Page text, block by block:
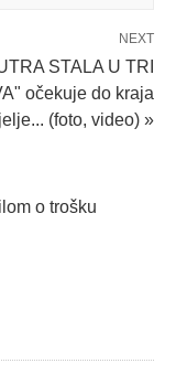
NEXT
STALA U TRI
očekuje do kraja
(foto, video) »
o trošku